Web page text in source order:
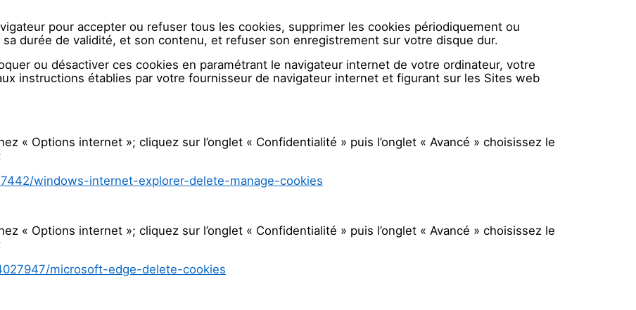
pour accepter ou refuser tous les cookies, supprimer les cookies périodiquement ou
durée de validité, et son contenu, et refuser son enregistrement sur votre disque dur.
ou désactiver ces cookies en paramétrant le navigateur internet de votre ordinateur, votre
instructions établies par votre fournisseur de navigateur internet et figurant sur les Sites web
« Options internet »; cliquez sur l’onglet « Confidentialité » puis l’onglet « Avancé » choisissez le
windows-internet-explorer-delete-manage-cookies
« Options internet »; cliquez sur l’onglet « Confidentialité » puis l’onglet « Avancé » choisissez le
microsoft-edge-delete-cookies